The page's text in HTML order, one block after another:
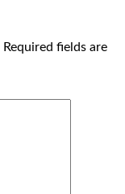
Required fields are